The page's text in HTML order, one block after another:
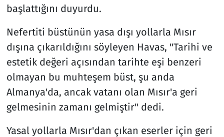
başlattığını duyurdu.
Nefertiti büstünün yasa dışı yollarla Mısır
dışına çıkarıldığını söyleyen Havas, "Tarihi ve
estetik değeri açısından tarihte eşi benzeri
olmayan bu muhteşem büst, şu anda
Almanya'da, ancak vatanı olan Mısır'a geri
gelmesinin zamanı gelmiştir" dedi.
Yasal yollarla Mısır'dan çıkan eserler için geri
Televizyon